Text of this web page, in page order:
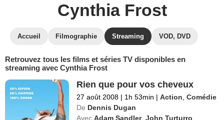
Cynthia Frost
Accueil Filmographie Streaming VOD, DVD
Retrouvez tous les films et séries TV disponibles en
streaming avec Cynthia Frost
Rien que pour vos cheveux
27 août 2008 | 1h 53min | Action ,Comédie
De Dennis Dugan
Avec Adam Sandler,John Turturro